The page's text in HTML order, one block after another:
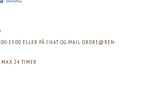
13.00 ELLER PÅ CHAT OG MAIL ORDRE@REN-
MAX 24 TIMER